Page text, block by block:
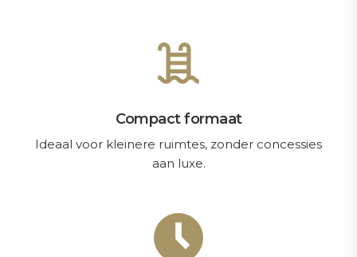
Compact formaat
Ideaal voor kleinere ruimtes, zonder concessies
aan luxe.